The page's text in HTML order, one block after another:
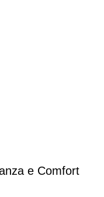
e Comfort